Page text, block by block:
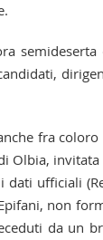
semideserta
fra coloro
Olbia,
dati ufficiali
non
da un